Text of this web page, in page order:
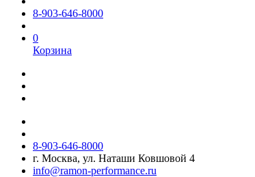
8-903-646-8000
0
Корзина
8-903-646-8000
г. Москва, ул. Наташи Ковшовой 4
info@ramon-performance.ru